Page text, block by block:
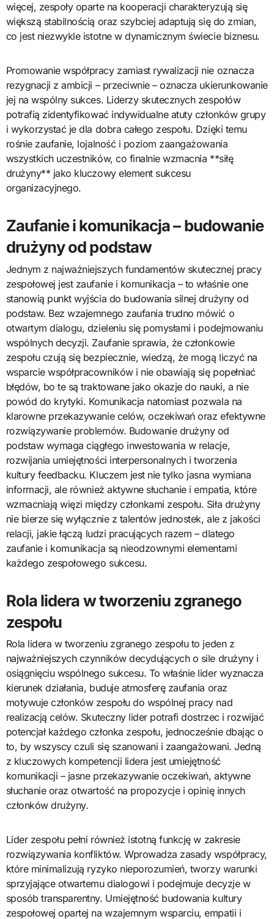
więcej, zespoły oparte na kooperacji charakteryzują się
większą stabilnością oraz szybciej adaptują się do zmian,
co jest niezwykle istotne w dynamicznym świecie biznesu.
Promowanie współpracy zamiast rywalizacji nie oznacza
rezygnacji z ambicji – przeciwnie – oznacza ukierunkowanie
jej na wspólny sukces. Liderzy skutecznych zespołów
potrafią zidentyfikować indywidualne atuty członków grupy
i wykorzystać je dla dobra całego zespołu. Dzięki temu
rośnie zaufanie, lojalność i poziom zaangażowania
wszystkich uczestników, co finalnie wzmacnia **siłę
drużyny** jako kluczowy element sukcesu
organizacyjnego.
Zaufanie i komunikacja – budowanie
drużyny od podstaw
Jednym z najważniejszych fundamentów skutecznej pracy
zespołowej jest zaufanie i komunikacja – to właśnie one
stanowią punkt wyjścia do budowania silnej drużyny od
podstaw. Bez wzajemnego zaufania trudno mówić o
otwartym dialogu, dzieleniu się pomysłami i podejmowaniu
wspólnych decyzji. Zaufanie sprawia, że członkowie
zespołu czują się bezpiecznie, wiedzą, że mogą liczyć na
wsparcie współpracowników i nie obawiają się popełniać
błędów, bo te są traktowane jako okazje do nauki, a nie
powód do krytyki. Komunikacja natomiast pozwala na
klarowne przekazywanie celów, oczekiwań oraz efektywne
rozwiązywanie problemów. Budowanie drużyny od
podstaw wymaga ciągłego inwestowania w relacje,
rozwijania umiejętności interpersonalnych i tworzenia
kultury feedbacku. Kluczem jest nie tylko jasna wymiana
informacji, ale również aktywne słuchanie i empatia, które
wzmacniają więzi między członkami zespołu. Siła drużyny
nie bierze się wyłącznie z talentów jednostek, ale z jakości
relacji, jakie łączą ludzi pracujących razem – dlatego
zaufanie i komunikacja są nieodzownymi elementami
każdego zespołowego sukcesu.
Rola lidera w tworzeniu zgranego
zespołu
Rola lidera w tworzeniu zgranego zespołu to jeden z
najważniejszych czynników decydujących o sile drużyny i
osiągnięciu wspólnego sukcesu. To właśnie lider wyznacza
kierunek działania, buduje atmosferę zaufania oraz
motywuje członków zespołu do wspólnej pracy nad
realizacją celów. Skuteczny lider potrafi dostrzec i rozwijać
potencjał każdego członka zespołu, jednocześnie dbając o
to, by wszyscy czuli się szanowani i zaangażowani. Jedną
z kluczowych kompetencji lidera jest umiejętność
komunikacji – jasne przekazywanie oczekiwań, aktywne
słuchanie oraz otwartość na propozycje i opinię innych
członków drużyny.
Lider zespołu pełni również istotną funkcję w zakresie
rozwiązywania konfliktów. Wprowadza zasady współpracy,
które minimalizują ryzyko nieporozumień, tworzy warunki
sprzyjające otwartemu dialogowi i podejmuje decyzje w
sposób transparentny. Umiejętność budowania kultury
zespołowej opartej na wzajemnym wsparciu, empatii i